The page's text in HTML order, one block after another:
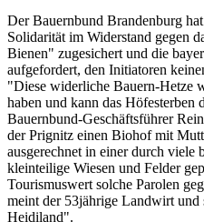
Der Bauernbund Brandenburg
Solidarität im Widerstand gegen
Bienen" zugesichert und die
aufgefordert, den Initiatoren
"Diese widerliche Bauern-Hetze
haben und kann das Höfesterben
Bauernbund-Geschäftsführer
der Prignitz einen Biohof mit
ausgerechnet in einer durch viele
kleinteilige Wiesen und Felder
Tourismuswert solche Parolen
meint der 53jährige Landwirt
Heidiland".